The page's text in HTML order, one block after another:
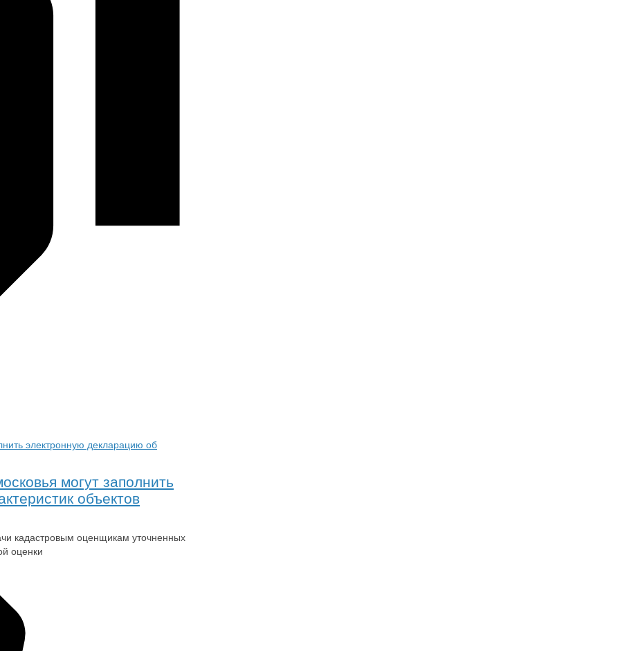
могут заполнить
объектов
кадастровым оценщикам уточненных
оценки